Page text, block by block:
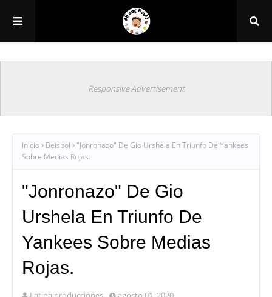
Responsive Advertisement
Inicio Beisbol
"Jonronazo" De Gio Urshela En Triunfo De Yankees
Sobre Medias Rojas.
"Jonronazo" De Gio
Urshela En Triunfo De
Yankees Sobre Medias
Rojas.